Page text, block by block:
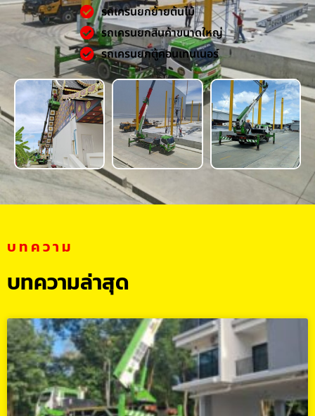
รถเครนยกย้ายต้นไม้
รถเครนยกสินค้าขนาดใหญ่
รถเครนยกตู้คอนเทนเนอร์
บทความ
บทความล่าสุด